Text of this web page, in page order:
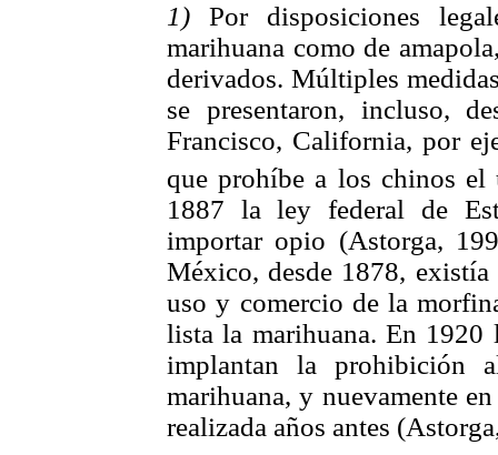
1) Por disposiciones
marihuana como de
derivados. Múltiples
se presentaron, incluso,
Francisco, California, por
que prohíbe a los chinos
1887 la ley federal de
importar opio (Astorga,
México, desde 1878,
uso y comercio de la
lista la marihuana. En 1920
implantan la prohibición
marihuana, y nuevamente
realizada años antes